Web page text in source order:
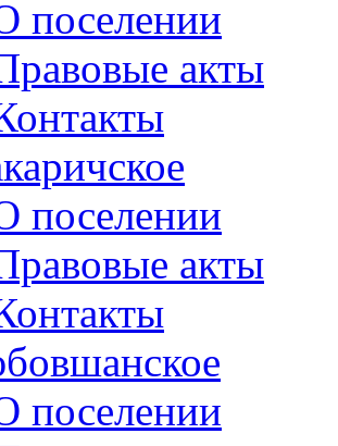
поселении
акты
поселении
акты
поселении